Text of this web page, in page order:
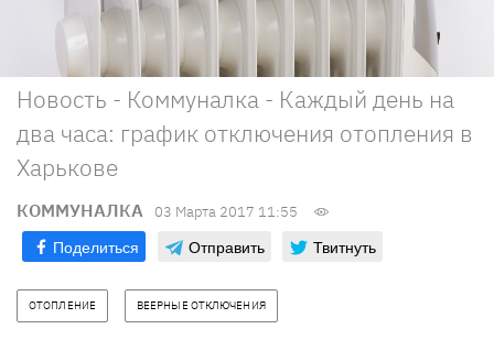
Новость - Коммуналка - Каждый день на
два часа: график отключения отопления в
Харькове
КОММУНАЛКА 03 Марта 2017 11:55
Поделиться Отправить Твитнуть
ОТОПЛЕНИЕ ВЕЕРНЫЕ ОТКЛЮЧЕНИЯ